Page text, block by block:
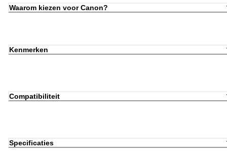
Waarom kiezen voor Canon?
Kenmerken
Compatibiliteit
Specificaties